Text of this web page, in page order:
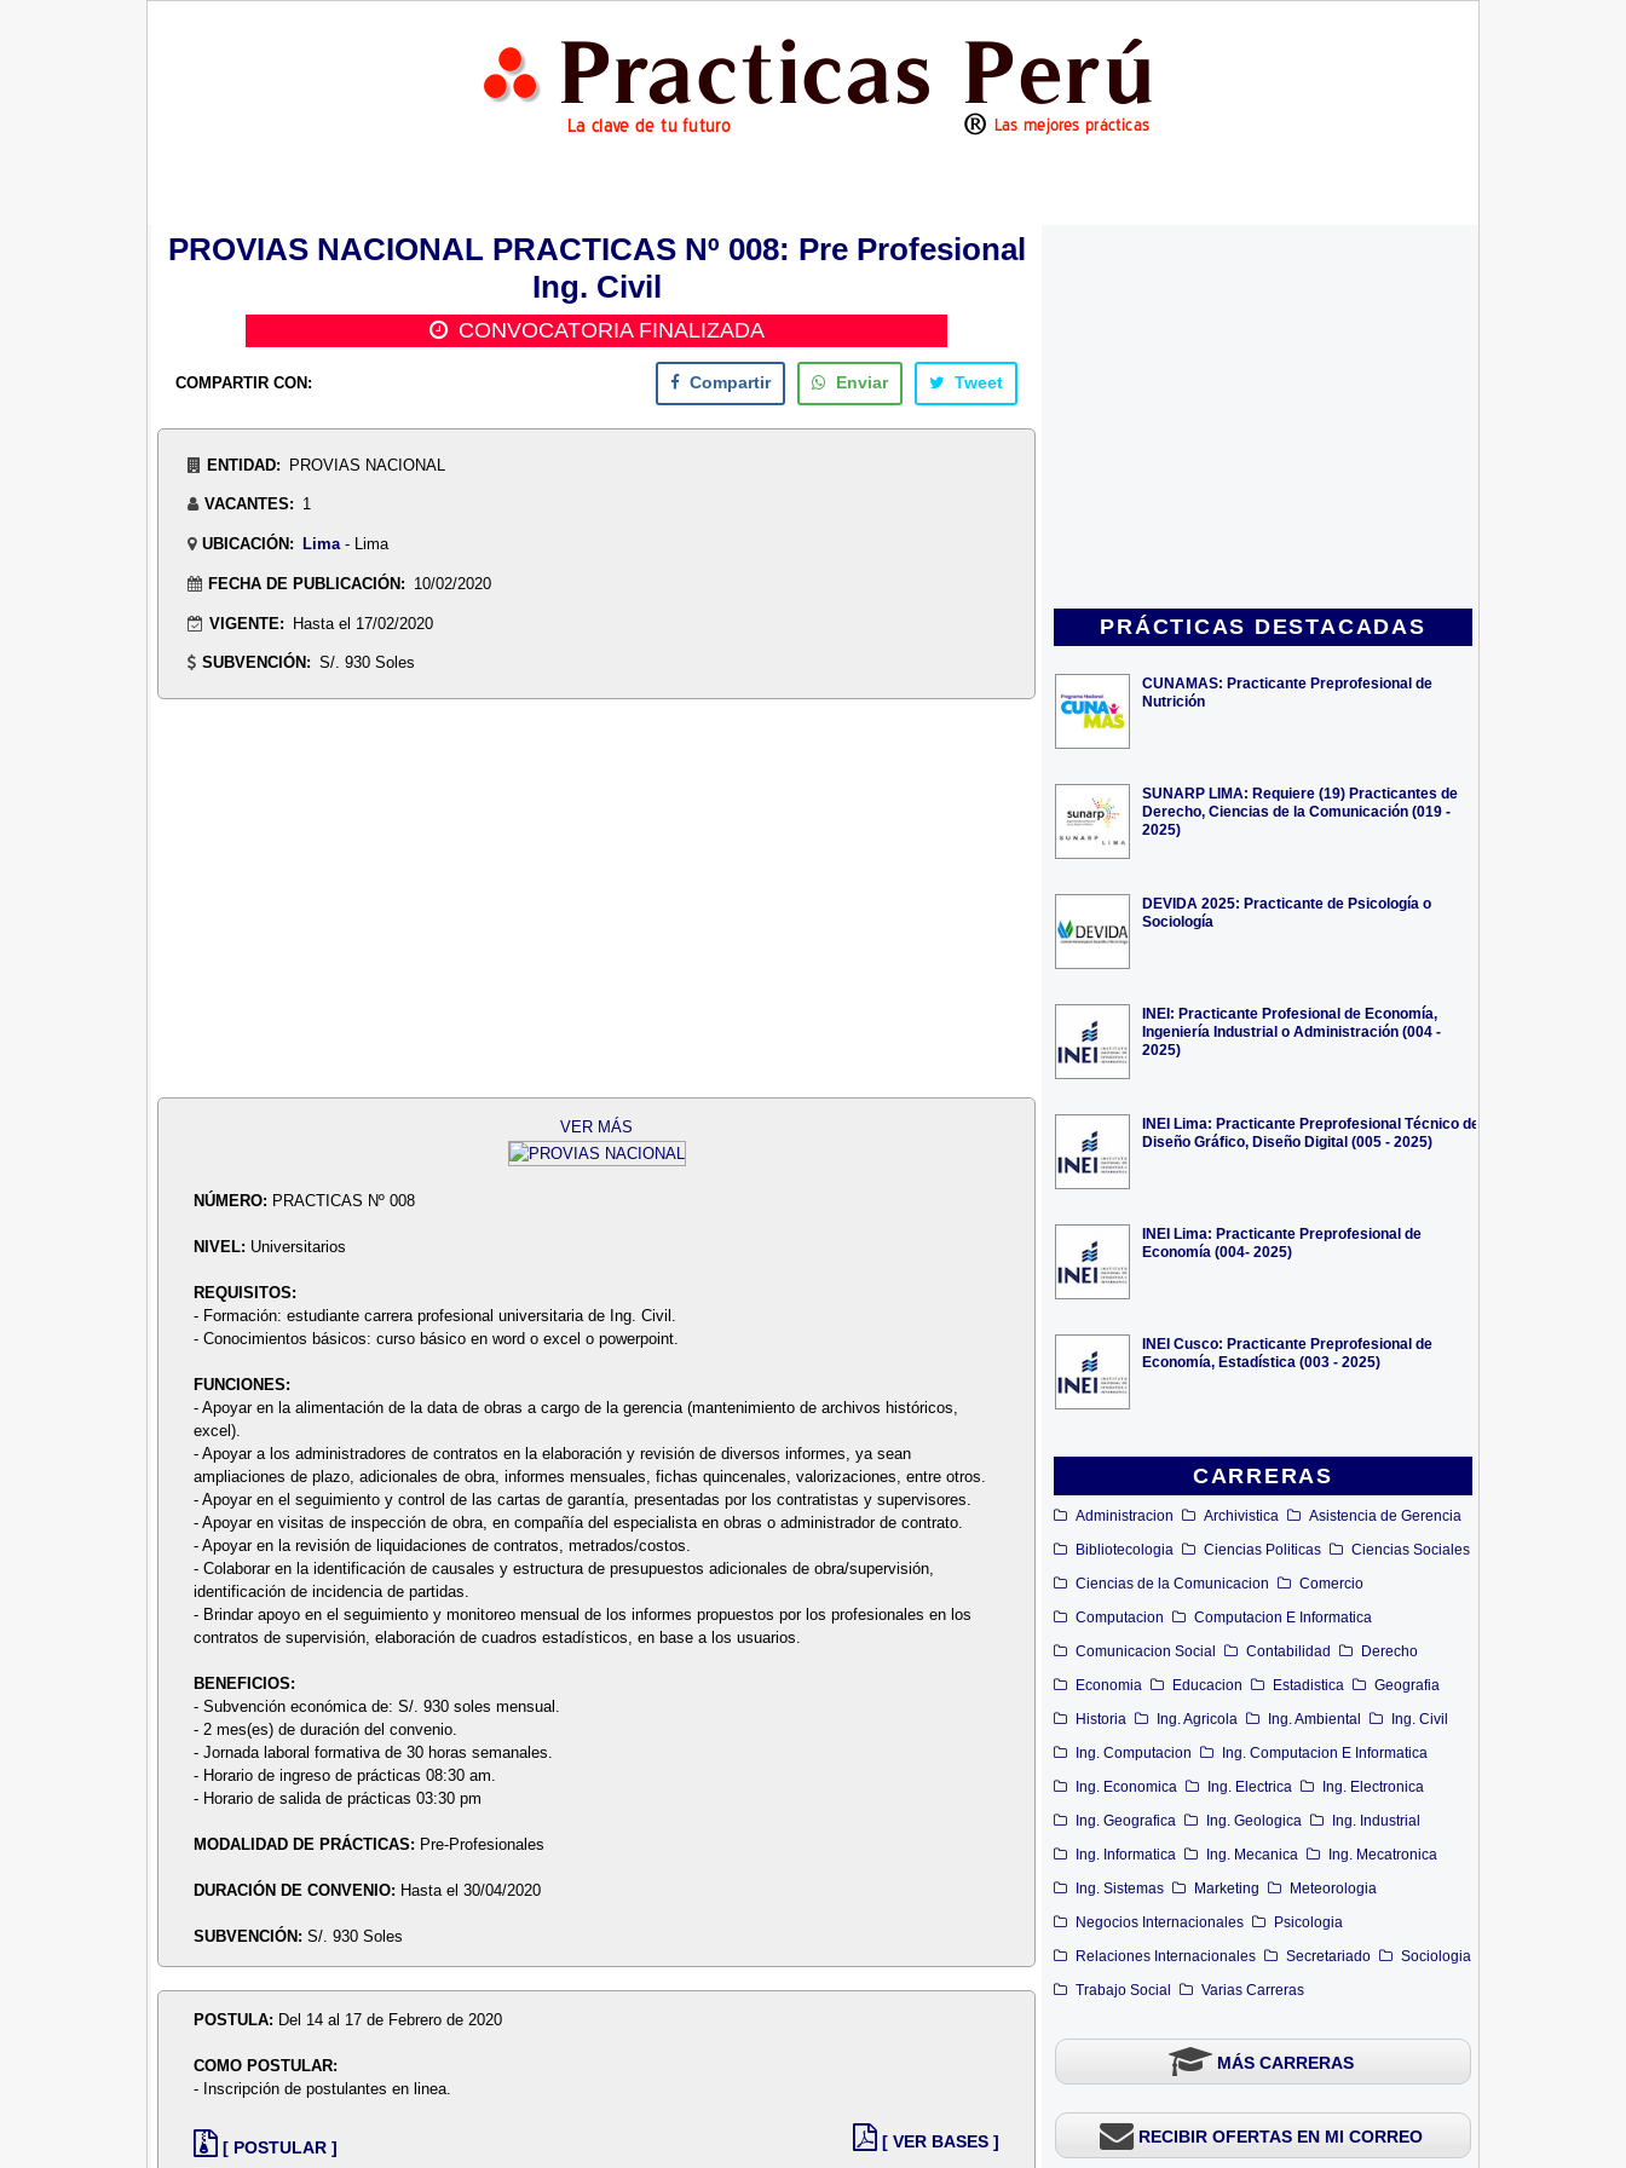
PRÁCTICAS DESTACADAS
CUNAMAS: Practicante Preprofesional de
Nutrición
SUNARP LIMA: Requiere (19) Practicantes de
Derecho, Ciencias de la Comunicación (019 -
2025)
DEVIDA 2025: Practicante de Psicología o
Sociología
INEI: Practicante Profesional de Economía,
Ingeniería Industrial o Administración (004 -
2025)
INEI Lima: Practicante Preprofesional Técnico de
Diseño Gráfico, Diseño Digital (005 - 2025)
INEI Lima: Practicante Preprofesional de
Economía (004- 2025)
INEI Cusco: Practicante Preprofesional de
Economía, Estadística (003 - 2025)
CARRERAS
Administracion Archivistica
Asistencia de Gerencia
Bibliotecologia
Ciencias Politicas
Ciencias Sociales
Ciencias de la Comunicacion
Comercio
Computacion
Computacion E Informatica
Comunicacion Social
Contabilidad
Derecho
Economia
Educacion Estadistica
Geografia
Historia
Ing. Agricola Ing. Ambiental
Ing. Civil
Ing. Computacion
Ing. Computacion E Informatica
Ing. Economica
Ing. Electrica
Ing. Electronica
Ing. Geografica
Ing. Geologica
Ing. Industrial
Ing. Informatica
Ing. Mecanica
Ing. Mecatronica
Ing. Sistemas
Marketing
Meteorologia
Negocios Internacionales
Psicologia
Relaciones Internacionales
Secretariado
Sociologia
Trabajo Social
Varias Carreras
MÁS CARRERAS
RECIBIR OFERTAS EN MI CORREO
PROVIAS NACIONAL PRACTICAS Nº 008: Pre Profesional
Ing. Civil
CONVOCATORIA FINALIZADA
COMPARTIR CON: Compartir Enviar Tweet
ENTIDAD: PROVIAS NACIONAL
VACANTES: 1
UBICACIÓN: Lima- Lima
FECHA DE PUBLICACIÓN: 10/02/2020
VIGENTE: Hasta el 17/02/2020
SUBVENCIÓN: S/. 930 Soles
VER MÁS
NÚMERO: PRACTICAS Nº 008
NIVEL: Universitarios
REQUISITOS:
- Formación: estudiante carrera profesional universitaria de Ing. Civil.
- Conocimientos básicos: curso básico en word o excel o powerpoint.
FUNCIONES:
- Apoyar en la alimentación de la data de obras a cargo de la gerencia (mantenimiento de archivos históricos,
excel).
- Apoyar a los administradores de contratos en la elaboración y revisión de diversos informes, ya sean
ampliaciones de plazo, adicionales de obra, informes mensuales, fichas quincenales, valorizaciones, entre otros.
- Apoyar en el seguimiento y control de las cartas de garantía, presentadas por los contratistas y supervisores.
- Apoyar en visitas de inspección de obra, en compañía del especialista en obras o administrador de contrato.
- Apoyar en la revisión de liquidaciones de contratos, metrados/costos.
- Colaborar en la identificación de causales y estructura de presupuestos adicionales de obra/supervisión,
identificación de incidencia de partidas.
- Brindar apoyo en el seguimiento y monitoreo mensual de los informes propuestos por los profesionales en los
contratos de supervisión, elaboración de cuadros estadísticos, en base a los usuarios.
BENEFICIOS:
- Subvención económica de: S/. 930 soles mensual.
- 2 mes(es) de duración del convenio.
- Jornada laboral formativa de 30 horas semanales.
- Horario de ingreso de prácticas 08:30 am.
- Horario de salida de prácticas 03:30 pm
MODALIDAD DE PRÁCTICAS: Pre-Profesionales
DURACIÓN DE CONVENIO: Hasta el 30/04/2020
SUBVENCIÓN:S/. 930 Soles
POSTULA: Del 14 al 17 de Febrero de 2020
COMO POSTULAR:
- Inscripción de postulantes en linea.
[ POSTULAR ] [ VER BASES ]